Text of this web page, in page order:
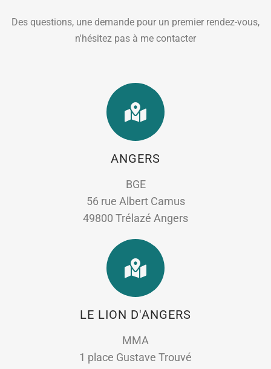
Des questions, une demande pour un premier rendez-vous,
n'hésitez pas à me contacter
ANGERS
BGE
56 rue Albert Camus
49800 Trélazé Angers
LE LION D'ANGERS
MMA
1 place Gustave Trouvé